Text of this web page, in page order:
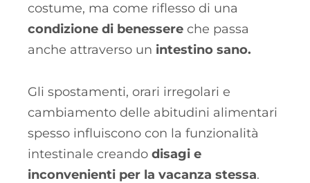
costume, ma come riflesso di una
condizione di benessere che passa
anche attraverso un intestino sano.
Gli spostamenti, orari irregolari e
cambiamento delle abitudini alimentari
spesso influiscono con la funzionalità
intestinale creando disagi e
inconvenienti per la vacanza stessa.